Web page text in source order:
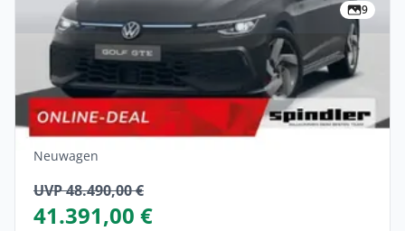
9
Volkswagen Golf GTE Plug-In Hybrid
Gewerbeangebot
Hybrid •Automatik •271 PS (200 kW)
Neuwagen
UVP 48.490,00 €
41.391,00 €